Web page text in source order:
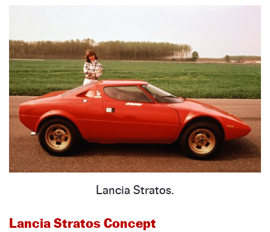
Lancia Stratos.
Lancia Stratos Concept